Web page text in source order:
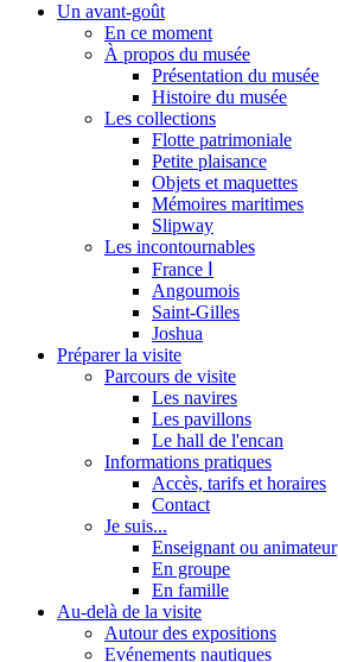
Un avant-goût
En ce moment
À propos du musée
Présentation du musée
Histoire du musée
Les collections
Flotte patrimoniale
Petite plaisance
Objets et maquettes
Mémoires maritimes
Slipway
Les incontournables
France Ⅰ
Angoumois
Saint-Gilles
Joshua
Préparer la visite
Parcours de visite
Les navires
Les pavillons
Le hall de l'encan
Informations pratiques
Accès, tarifs et horaires
Contact
Je suis...
Enseignant ou animateur
En groupe
En famille
Au-delà de la visite
Autour des expositions
Evénements nautiques